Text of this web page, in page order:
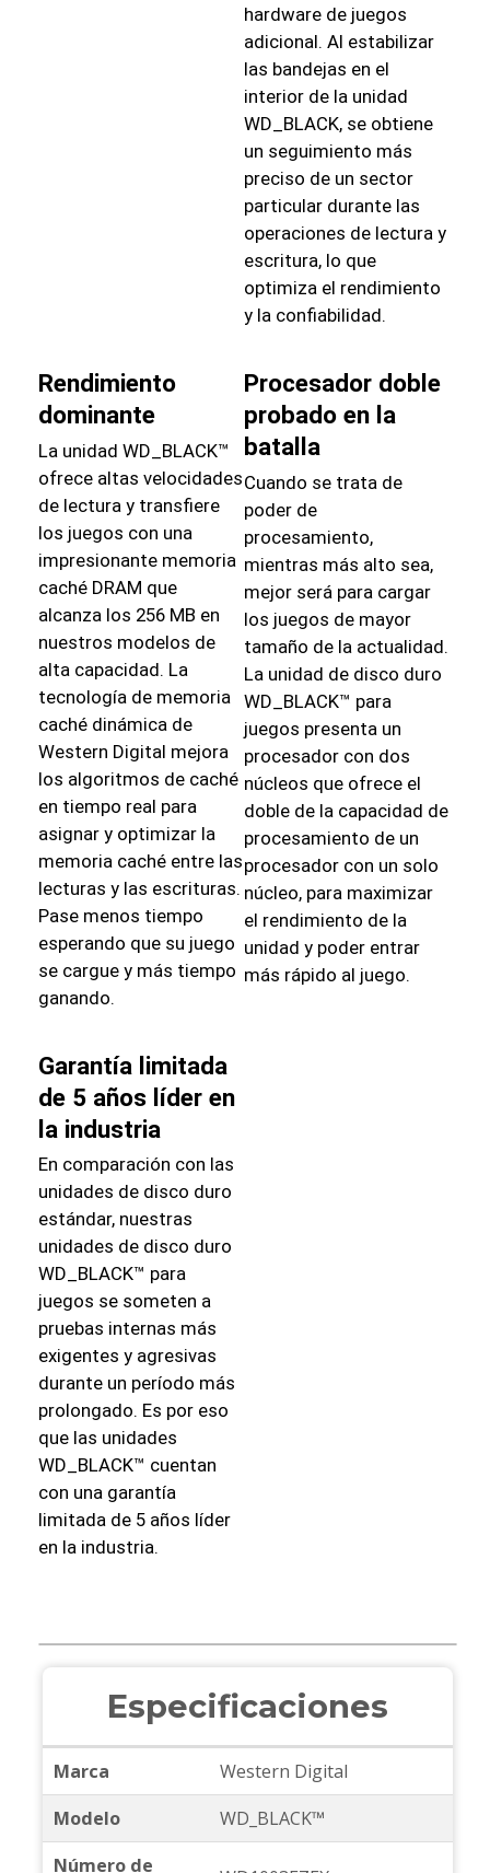
hardware de juegos
adicional. Al estabilizar
las bandejas en el
interior de la unidad
WD_BLACK, se obtiene
un seguimiento más
preciso de un sector
particular durante las
operaciones de lectura y
escritura, lo que
optimiza el rendimiento
y la confiabilidad.
Rendimiento
dominante
La unidad WD_BLACK™
ofrece altas velocidades
de lectura y transfiere
los juegos con una
impresionante memoria
caché DRAM que
alcanza los 256 MB en
nuestros modelos de
alta capacidad. La
tecnología de memoria
caché dinámica de
Western Digital mejora
los algoritmos de caché
en tiempo real para
asignar y optimizar la
memoria caché entre las
lecturas y las escrituras.
Pase menos tiempo
esperando que su juego
se cargue y más tiempo
ganando.
Procesador doble
probado en la
batalla
Cuando se trata de
poder de
procesamiento,
mientras más alto sea,
mejor será para cargar
los juegos de mayor
tamaño de la actualidad.
La unidad de disco duro
WD_BLACK™ para
juegos presenta un
procesador con dos
núcleos que ofrece el
doble de la capacidad de
procesamiento de un
procesador con un solo
núcleo, para maximizar
el rendimiento de la
unidad y poder entrar
más rápido al juego.
Garantía limitada
de 5 años líder en
la industria
En comparación con las
unidades de disco duro
estándar, nuestras
unidades de disco duro
WD_BLACK™ para
juegos se someten a
pruebas internas más
exigentes y agresivas
durante un período más
prolongado. Es por eso
que las unidades
WD_BLACK™ cuentan
con una garantía
limitada de 5 años líder
en la industria.
Especificaciones
Marca
Western Digital
Modelo
WD_BLACK™
Número de